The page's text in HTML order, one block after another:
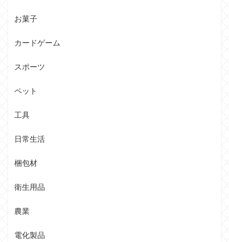
お菓子
カードゲーム
スポーツ
ペット
工具
日常生活
梱包材
衛生用品
農業
電化製品